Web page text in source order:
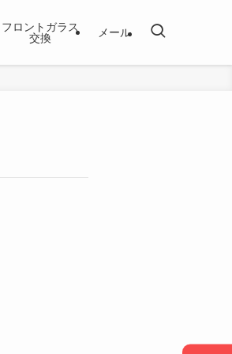
フロントガラス
交換
メール